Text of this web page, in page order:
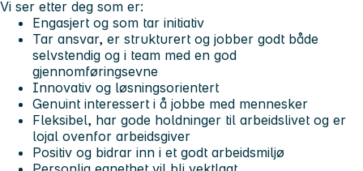
Vi ser etter deg som er:
Engasjert og som tar initiativ
Tar ansvar, er strukturert og jobber godt både
selvstendig og i team med en god
gjennomføringsevne
Innovativ og løsningsorientert
Genuint interessert i å jobbe med mennesker
Fleksibel, har gode holdninger til arbeidslivet og er
lojal ovenfor arbeidsgiver
Positiv og bidrar inn i et godt arbeidsmiljø